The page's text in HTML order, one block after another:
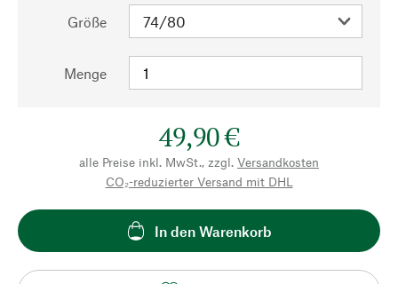
Größe
Menge
49,90 €
alle Preise inkl. MwSt., zzgl. Versandkosten
CO₂-reduzierter Versand mit DHL
In den Warenkorb